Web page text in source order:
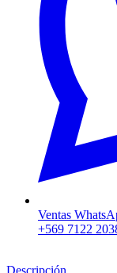
Ventas
+569 7122